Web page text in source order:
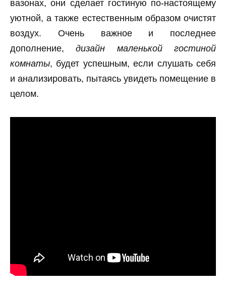
вазонах, они сделает гостиную по-настоящему
уютной, а также естественным образом очистят
воздух. Очень важное и последнее
дополнение,дизайн маленькой гостиной
комнаты, будет успешным, если слушать себя
и анализировать, пытаясь увидеть помещение в
целом.